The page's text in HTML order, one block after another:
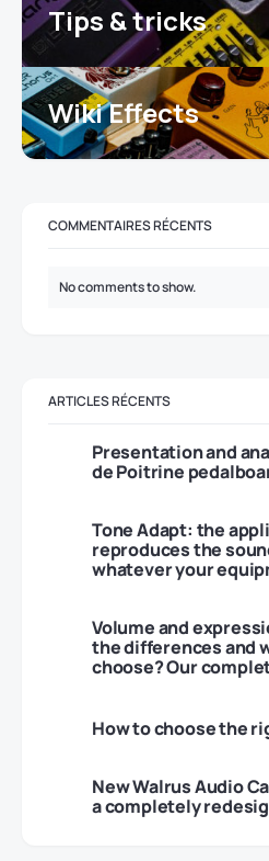
Tips & tricks
Wiki Effects
COMMENTAIRES RÉCENTS
No comments to show.
ARTICLES RÉCENTS
Presentation and
de Poitrine
Tone Adapt: the
reproduces the
whatever your
Volume and
the differences and
choose? Our
How to choose the
New Walrus Audio
a completely